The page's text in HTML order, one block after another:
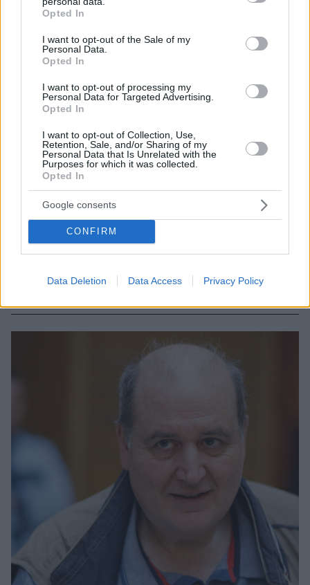
grant or deny consent to Google and its third-party tags to
use your data for below specified purposes in below Google
consent section.
Opted In
I want to opt-out of the Sale of my
Personal Data.
Opted In
I want to opt-out of processing my
Personal Data for Targeted Advertising.
Opted In
I want to opt-out of Collection, Use,
Retention, Sale, and/or Sharing of my
Personal Data that Is Unrelated with the
Purposes for which it was collected.
Opted In
Google consents
CONFIRM
Data Deletion Data Access Privacy Policy
Θα τρίζουν τα κόκαλα του Ανδρέα Παπανδρέου, λέει ο
Τζουμάκας για τη διαγραφή του από τον Κασσελάκη
ξεκάθαρα για διοικητικά μέτρα ενάντια σε